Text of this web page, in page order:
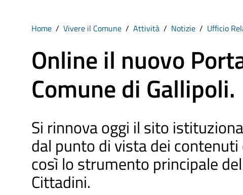
Home Vivere il Comune Attività Notizie Ufficio
Online il nuovo
Comune di Gallipoli.
Si rinnova oggi il sito
dal punto di vista dei
così lo strumento principale
Cittadini.